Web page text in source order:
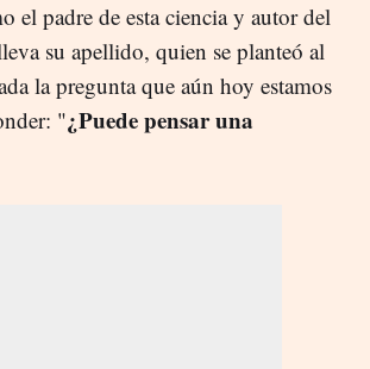
el padre de esta ciencia y autor del
su apellido, quien se planteó al
la pregunta que aún hoy estamos
"¿Puede pensar una